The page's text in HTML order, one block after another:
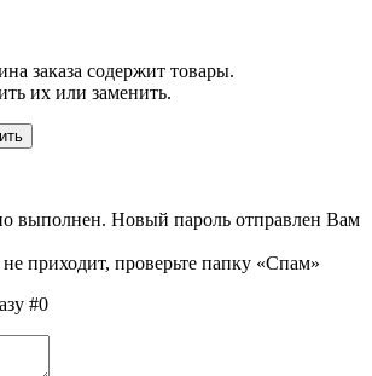
заказа содержит товары.
их или заменить.
выполнен. Новый пароль отправлен Вам
приходит, проверьте папку «Спам»
#0